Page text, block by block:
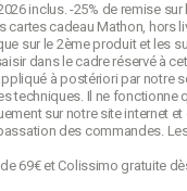
inclus. -25% de remise
cadeau Mathon, hors
sur le 2ème produit et
dans le cadre réservé à
à postériori par notre
techniques. Il ne fonctionne
sur notre site internet
des commandes.
69€ et Colissimo gratuite